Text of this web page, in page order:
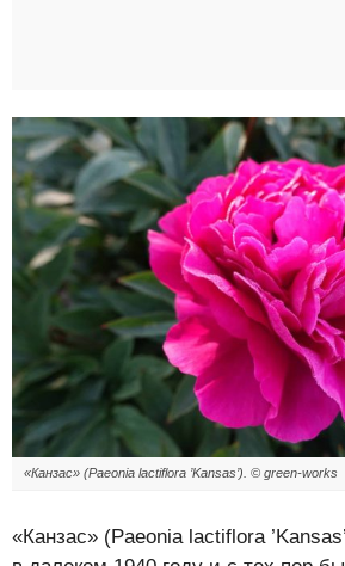
«Канзас» (Paeonia lactiflora ’Kansas’). © green-works
«Канзас» (Paeonia lactiflora